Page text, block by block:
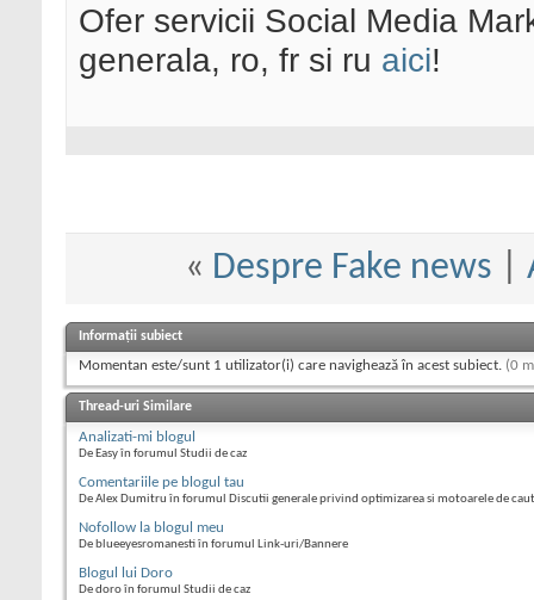
Ofer servicii Social Media
generala, ro, fr si ru aici!
« Despre Fake news
Informații subiect
Momentan este/sunt 1 utilizator(i) care navighează în acest subiect. (0
Thread-uri Similare
Analizati-mi blogul
De Easy în forumul Studii de caz
Comentariile pe blogul tau
De Alex Dumitru în forumul Discutii generale privind optimizarea si motoarele de
Nofollow la blogul meu
De blueeyesromanesti în forumul Link-uri/Bannere
Blogul lui Doro
De doro în forumul Studii de caz